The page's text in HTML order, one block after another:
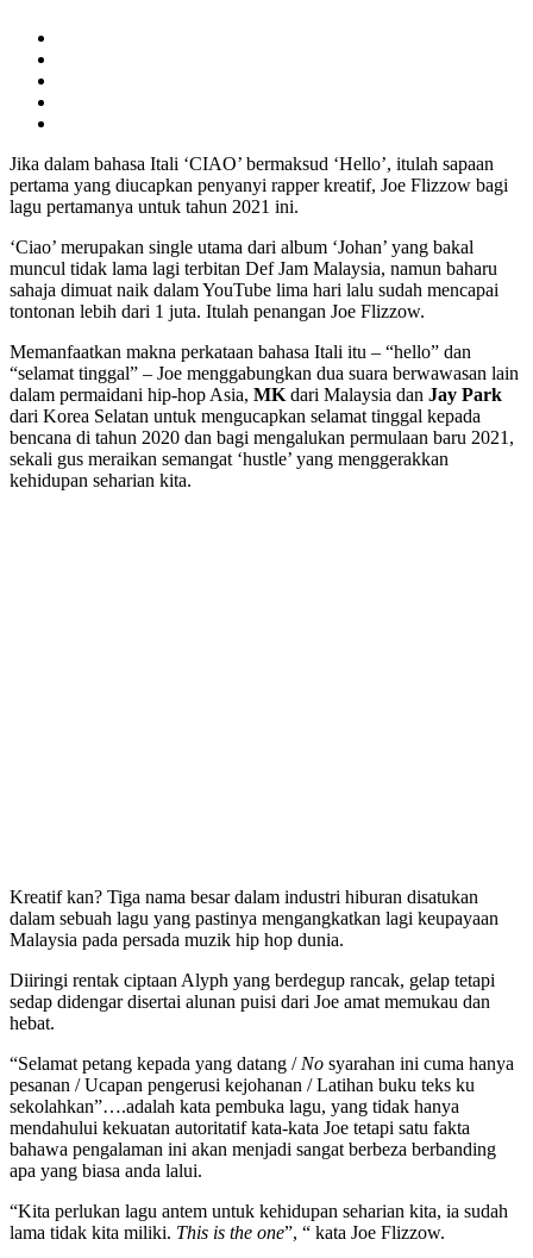
Jika dalam bahasa Itali ‘CIAO’ bermaksud ‘Hello’, itulah sapaan
pertama yang diucapkan penyanyi rapper kreatif, Joe Flizzow bagi
lagu pertamanya untuk tahun 2021 ini.
‘Ciao’ merupakan single utama dari album ‘Johan’ yang bakal
muncul tidak lama lagi terbitan Def Jam Malaysia, namun baharu
sahaja dimuat naik dalam YouTube lima hari lalu sudah mencapai
tontonan lebih dari 1 juta. Itulah penangan Joe Flizzow.
Memanfaatkan makna perkataan bahasa Itali itu – “hello” dan
“selamat tinggal” – Joe menggabungkan dua suara berwawasan lain
dalam permaidani hip-hop Asia, MK dari Malaysia dan Jay Park
dari Korea Selatan untuk mengucapkan selamat tinggal kepada
bencana di tahun 2020 dan bagi mengalukan permulaan baru 2021,
sekali gus meraikan semangat ‘hustle’ yang menggerakkan
kehidupan seharian kita.
Kreatif kan? Tiga nama besar dalam industri hiburan disatukan
dalam sebuah lagu yang pastinya mengangkatkan lagi keupayaan
Malaysia pada persada muzik hip hop dunia.
Diiringi rentak ciptaan Alyph yang berdegup rancak, gelap tetapi
sedap didengar disertai alunan puisi dari Joe amat memukau dan
hebat.
“Selamat petang kepada yang datang / No syarahan ini cuma hanya
pesanan / Ucapan pengerusi kejohanan / Latihan buku teks ku
sekolahkan”….adalah kata pembuka lagu, yang tidak hanya
mendahului kekuatan autoritatif kata-kata Joe tetapi satu fakta
bahawa pengalaman ini akan menjadi sangat berbeza berbanding
apa yang biasa anda lalui.
“Kita perlukan lagu antem untuk kehidupan seharian kita, ia sudah
lama tidak kita miliki. This is the one”, “ kata Joe Flizzow.